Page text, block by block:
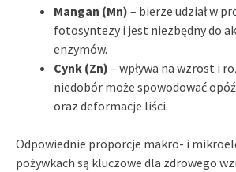
Mangan (Mn) – bierze udział w
fotosyntezy i jest niezbędny do
enzymów.
Cynk (Zn) – wpływa na wzrost i
niedobór może spowodować
oraz deformacje liści.
Odpowiednie proporcje makro- i
pożywkach są kluczowe dla zdrowego